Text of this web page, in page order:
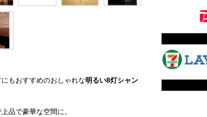
もおすすめのおしゃれな明るい8灯シャン
品で豪華な空間に。